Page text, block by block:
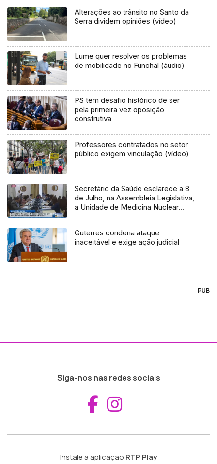
Alterações ao trânsito no Santo da
Serra dividem opiniões (vídeo)
Lume quer resolver os problemas
de mobilidade no Funchal (áudio)
PS tem desafio histórico de ser
pela primeira vez oposição
construtiva
Professores contratados no setor
público exigem vinculação (vídeo)
Secretário da Saúde esclarece a 8
de Julho, na Assembleia Legislativa,
a Unidade de Medicina Nuclear
Guterres condena ataque
inaceitável e exige ação judicial
PUB
Siga-nos nas redes sociais
Aceder ao
Instale a aplicação RTP Play